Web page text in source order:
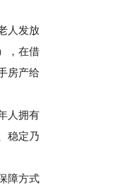
人发放
，在借
房产给
人拥有
稳定乃
障方式